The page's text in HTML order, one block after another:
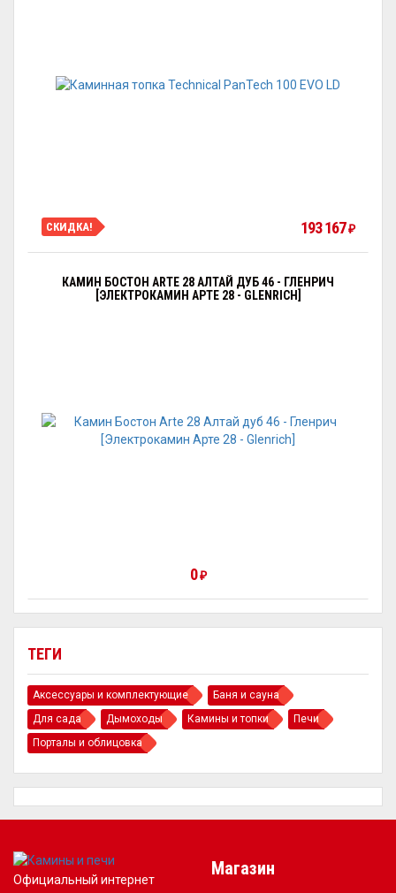
ТЕГИ
Аксессуары и комплектующие
Баня и сауна
Для сада
Дымоходы Камины и топки
Печи
Порталы и облицовка
СКИДКА! 193 167₽
КАМИН БОСТОН ARTE 28 АЛТАЙ ДУБ 46 - ГЛЕНРИЧ
[ЭЛЕКТРОКАМИН АРТЕ 28 - GLENRICH]
0₽
Официальный интернет
Магазин